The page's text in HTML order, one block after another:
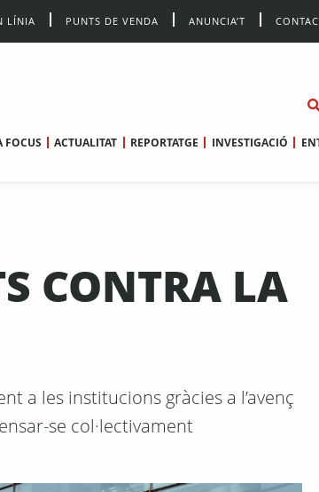
LÍNIA PUNTS DE VENDA ANUNCIA’T
FOCUS ACTUALITAT REPORTATGE INVESTIGACIÓ
CONTRA LA
a les institucions gràcies a l’avenç
se col·lectivament